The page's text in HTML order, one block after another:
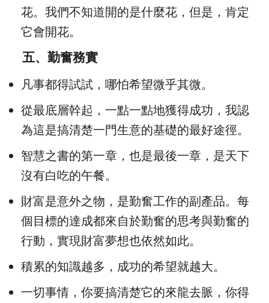
花。我們不知道開的是什麼花，但是，肯定
它會開花。
五、勤奮務實
凡事都得試試，哪怕希望微乎其微。
從最底層幹起，一點一點地獲得成功，我認
為這是搞清楚一門生意的基礎的最好途徑。
智慧之書的第一章，也是最後一章，是天下
沒有白吃的午餐。
財富是意外之物，是勤奮工作的副產品。每
個目標的達成都來自於勤奮的思考與勤奮的
行動，實現財富夢想也依然如此。
積累的知識越多，成功的希望就越大。
一切事情，你要搞清楚它的來龍去脈，你得